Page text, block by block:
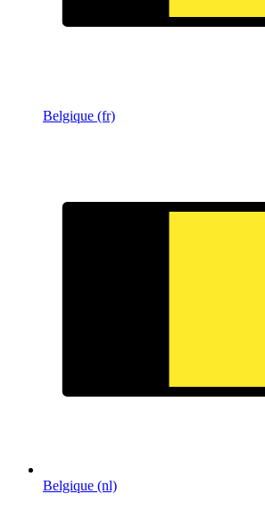
Belgique (fr)
Belgique (nl)